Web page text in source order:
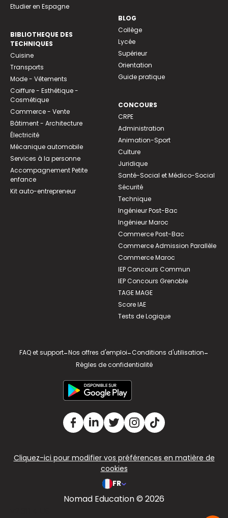
Etudier en Espagne
BIBLIOTHEQUE DES
TECHNIQUES
Cuisine
Transports
Mode - Vêtements
Coiffure - Esthétique -
Cosmétique
Commerce - Vente
Bâtiment - Architecture
Électricité
Mécanique automobile
Services à la personne
Accompagnement Petite
enfance
Kit auto-entrepreneur
BLOG
Collège
Lycée
Supérieur
Orientation
Guide pratique
CONCOURS
CRPE
Administration
Animation-Sport
Culture
Juridique
Santé-Social et Médico-Social
Sécurité
Technique
Ingénieur Post-Bac
Ingénieur Maroc
Commerce Post-Bac
Commerce Admission Parallèle
Commerce Maroc
IEP Concours Commun
IEP Concours Grenoble
TAGE MAGE
Score IAE
Tests de Logique
FAQ et support-Nos offres d'emploi-Conditions d'utilisation-
Règles de confidentialité
Cliquez-ici pour modifier vos préférences en matière de
cookies
FR
Nomad Education © 2026